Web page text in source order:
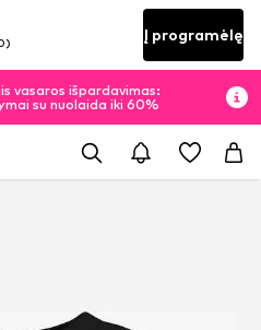
Į programėlę
vasaros išpardavimas:
su nuolaida iki 60%